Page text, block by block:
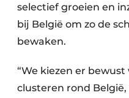
selectief groeien en
bij België om zo de
bewaken.
“We kiezen er
clusteren rond